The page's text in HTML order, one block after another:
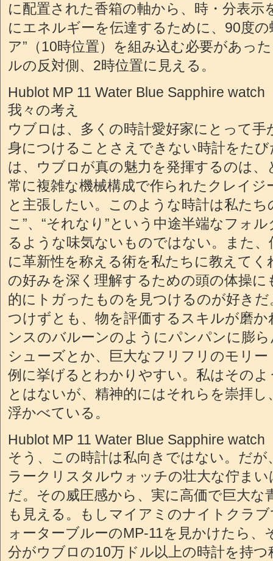
に配置された香箱の軸から、時・分表示
にエネルギーを伝達するために、90度
ア”（10時位置）を組み込む必要があっ
ルの反対側、2時位置に見える。
Hublot MP 11 Water Blue Sapphire watch
我々の考え
ウブロは、多くの時計愛好家にとって
身につけることさえできない時計をた
は、ウブロが真の魅力を発揮するのは
常に複雑な機械構成で作られたクレイジ
と主張したい。このような時計は私た
こ”、“それなり”という中途半端なフォ
るような味気ないものではない。また
に革新性を称える術を私たちに教えて
の好みを深く理解するための頭の体操
的にトガったものを見つけるのが好き
つけずとも、物を評価するスキルが磨
ンスのバルーンのようにパンパンに膨
シューズとか、巨大なフリフリのモリ
例に挙げるとわかりやすい。私はその
とはないが、精神的にはそれらを崇拝
浮かべている。
Hublot MP 11 Water Blue Sapphire watch
そう、この時計は私向きではない。だ
ラークリスタルウォッチの壮大な佇ま
だ。その威圧感から、実に高価で巨大な
も見える。もしマイアミのナイトクラ
ォーターブルーのMP-11を見かけたら、
分がウブロの10万ドル以上の時計を持